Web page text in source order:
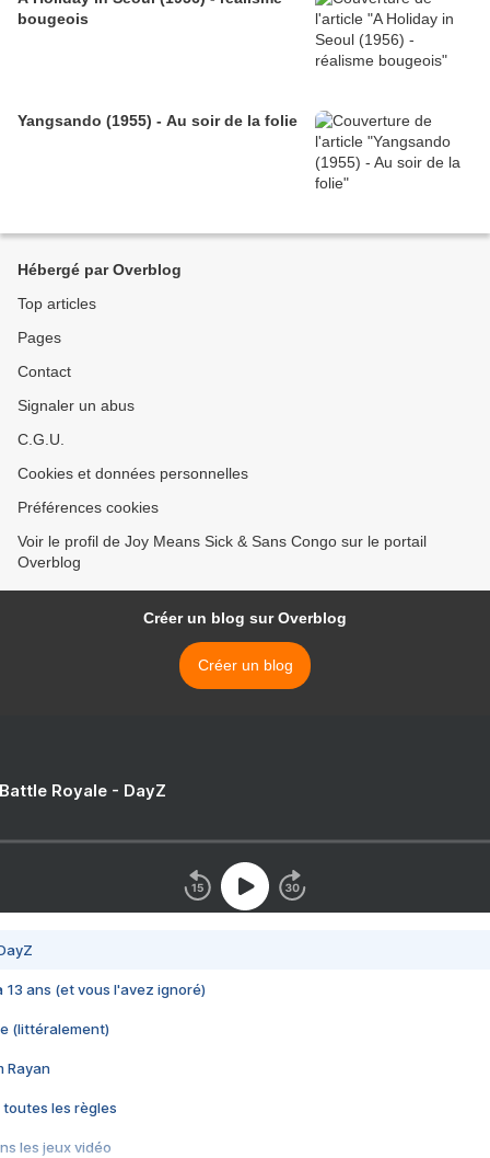
bougeois
Yangsando (1955) - Au soir de la folie
Hébergé par Overblog
Top articles
Pages
Contact
Signaler un abus
C.G.U.
Cookies et données personnelles
Préférences cookies
Voir le profil de Joy Means Sick & Sans Congo sur le portail
Overblog
Créer un blog sur Overblog
Créer un blog
Royale - DayZ
13 ans (et vous l'avez ignoré)
(littéralement)
Rayan
toutes les règles
les jeux vidéo